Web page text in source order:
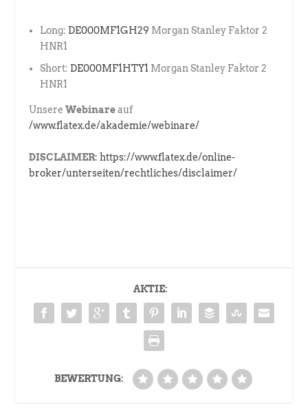
Long: DE000MF1GH29 Morgan Stanley Faktor 2
HNR1
Short: DE000MF1HTY1 Morgan Stanley Faktor 2
HNR1
UnsereWebinareauf
/www.flatex.de/akademie/webinare/
DISCLAIMER: https://www.flatex.de/online-
broker/unterseiten/rechtliches/disclaimer/
AKTIE:
BEWERTUNG: